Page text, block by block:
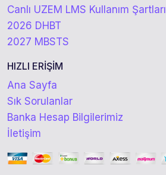
Canlı UZEM LMS Kullanım Şartları
2026 DHBT
2027 MBSTS
HIZLI ERİŞİM
Ana Sayfa
Sık Sorulanlar
Banka Hesap Bilgilerimiz
İletişim